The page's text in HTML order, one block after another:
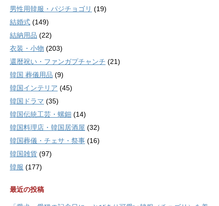
男性用韓服・パジチョゴリ (19)
結婚式 (149)
結納用品 (22)
衣装・小物 (203)
還暦祝い・ファンガプチャンチ (21)
韓国 葬儀用品 (9)
韓国インテリア (45)
韓国ドラマ (35)
韓国伝統工芸・螺鈿 (14)
韓国料理店・韓国居酒屋 (32)
韓国葬儀・チェサ・祭事 (16)
韓国雑貨 (97)
韓服 (177)
最近の投稿